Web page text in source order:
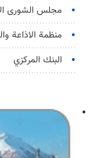
مجلس الشورى
منظمة الاذاعة
البنك المركزي